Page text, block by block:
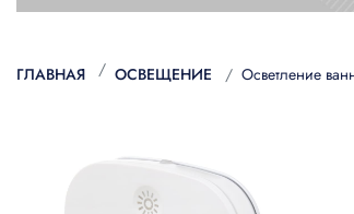
ГЛАВНАЯ ОСВЕЩЕНИЕ Осветление